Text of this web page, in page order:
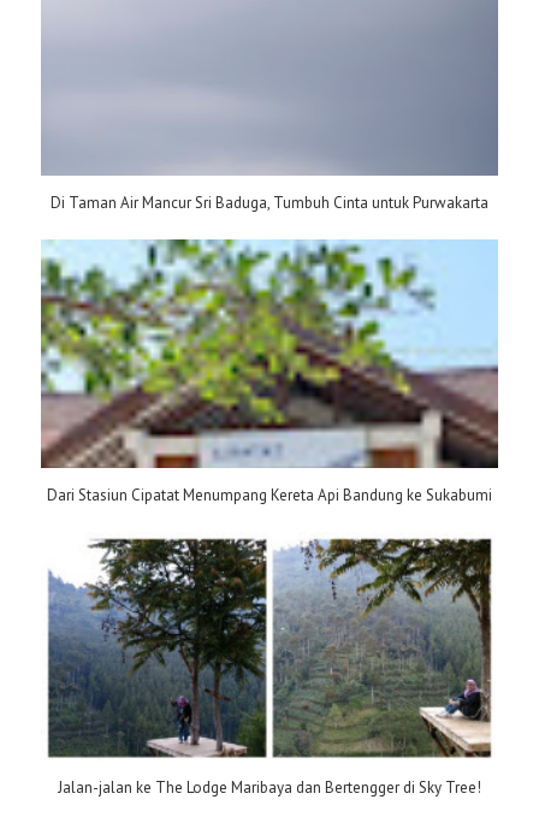
Di Taman Air Mancur Sri Baduga, Tumbuh Cinta untuk Purwakarta
Dari Stasiun Cipatat Menumpang Kereta Api Bandung ke Sukabumi
Jalan-jalan ke The Lodge Maribaya dan Bertengger di Sky Tree!